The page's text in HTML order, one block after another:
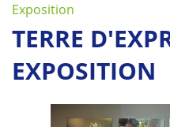
Exposition
TERRE
EXPOSITION